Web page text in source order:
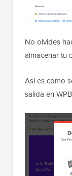
No olvides
almacenar tu
Así es como
salida en